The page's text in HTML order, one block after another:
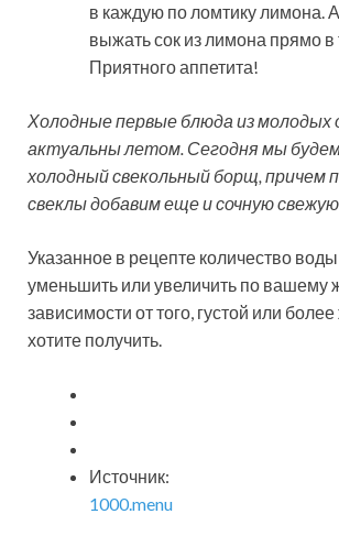
в каждую по ломтику лимона.
выжать сок из лимона прямо в
Приятного аппетита!
Холодные первые блюда из молодых
актуальны летом. Сегодня мы
холодный свекольный борщ, причем
свеклы добавим еще и сочную
Указанное в рецепте количество
уменьшить или увеличить по вашему
зависимости от того, густой или
хотите получить.
Источник:
1000.menu